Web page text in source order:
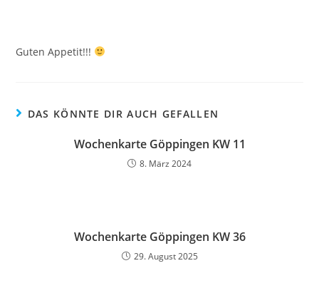
Guten Appetit!!!
DAS KÖNNTE DIR AUCH GEFALLEN
Wochenkarte Göppingen KW 11
8. März 2024
Wochenkarte Göppingen KW 36
29. August 2025